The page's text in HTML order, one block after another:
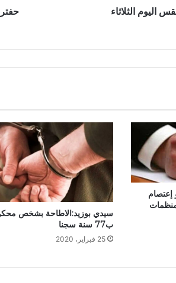
اليوم الثلاثاء
إعتصام
سيدي بوزيد:الاطاحة بشخص
ب77 سنة سجنا
25 فبراير، 2020